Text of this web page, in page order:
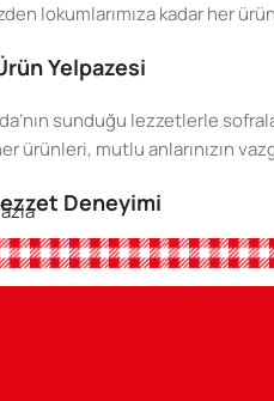
lokumlarımıza kadar her
Yelpazesi
sunduğu lezzetlerle
ürünleri, mutlu anlarınızın
Deneyimi
ile her lokmada doğanın en
her öğününüzü